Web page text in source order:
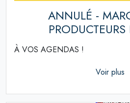
ANNULÉ -
PRODUCTEURS
À VOS AGENDAS !
Voir plus